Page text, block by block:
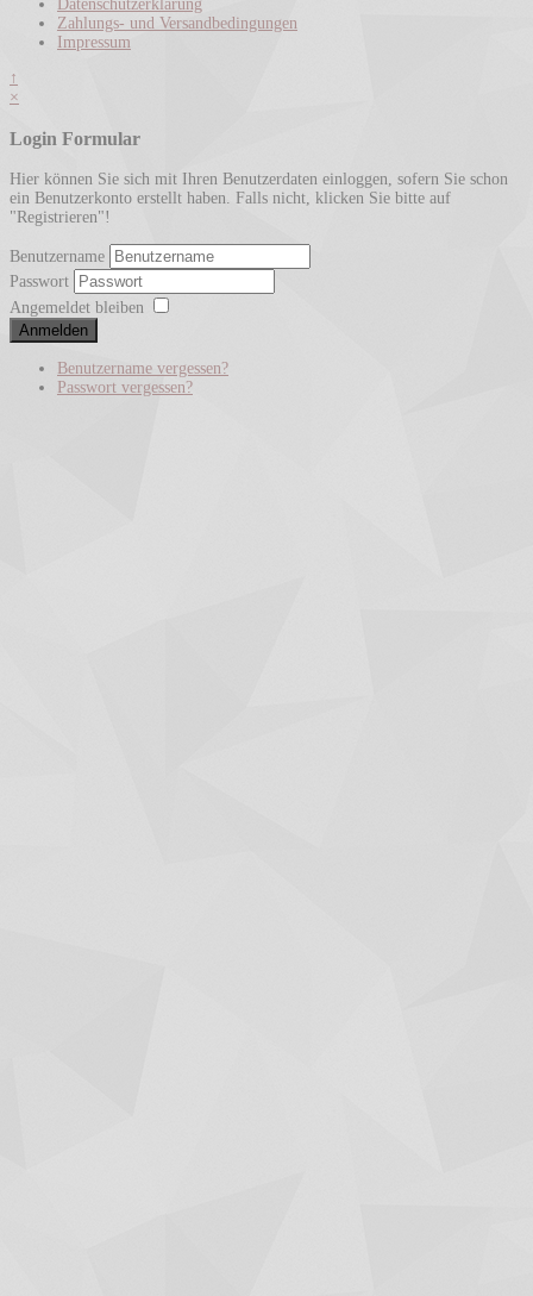
Datenschutzerklärung
Zahlungs- und Versandbedingungen
Impressum
↑
×
Login Formular
Hier können Sie sich mit Ihren Benutzerdaten einloggen, sofern Sie schon
ein Benutzerkonto erstellt haben. Falls nicht, klicken Sie bitte auf
"Registrieren"!
Benutzername
Passwort
Angemeldet bleiben
Anmelden
Benutzername vergessen?
Passwort vergessen?